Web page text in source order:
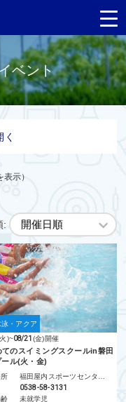
ベント
示）
:
泳・アクア
)~08/21 (金)開催
てのスイミングスクールin磐田
ール(火・金)
0538-58-3131
未就学児